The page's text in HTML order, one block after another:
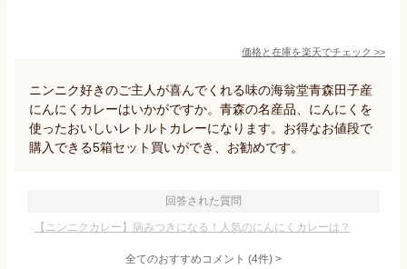
価格と在庫を楽天でチェック >>
ニンニク好きのご主人が喜んでくれる味の海翁堂青森田子産
にんにくカレーはいかがですか。青森の名産品、にんにくを
使ったおいしいレトルトカレーになります。お得なお値段で
購入できる5箱セット買いができ、お勧めです。
回答された質問
【ニンニクカレー】病みつきになる！人気のにんにくカレーは？
全てのおすすめコメント (4件) >